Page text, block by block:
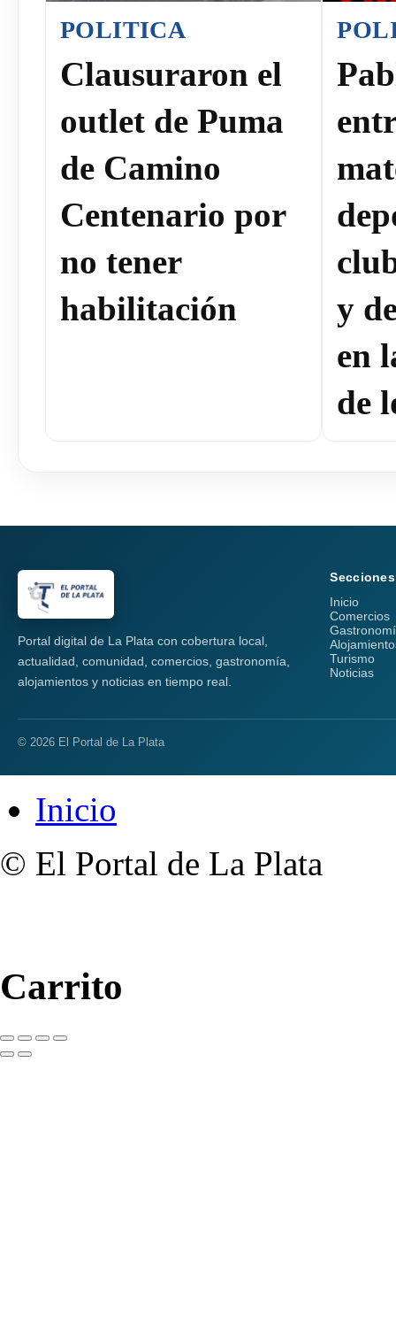
POLITICA
Clausuraron el
outlet de Puma
de Camino
Centenario por
no tener
habilitación
y
en
de
Portal digital de La Plata con cobertura local,
actualidad, comunidad, comercios, gastronomía,
alojamientos y noticias en tiempo real.
Secciones
Inicio
Comercios
Turismo
Noticias
© 2026 El Portal de La Plata
Inicio
© El Portal de La Plata
Carrito